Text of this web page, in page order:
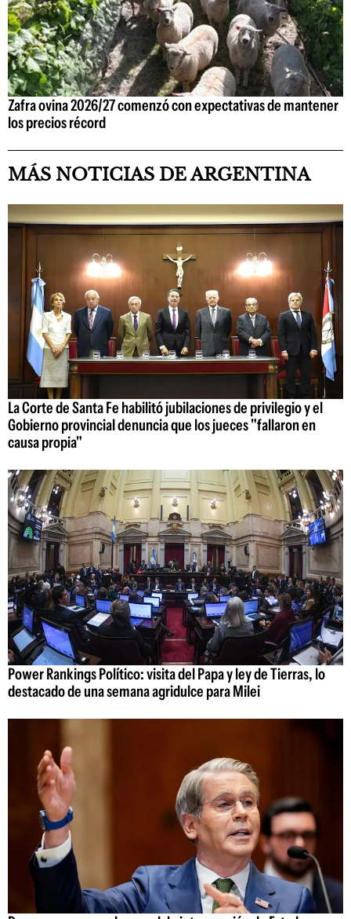
Zafra ovina 2026/27 comenzó con expectativas de mantener
los precios récord
MÁS NOTICIAS DE ARGENTINA
La Corte de Santa Fe habilitó jubilaciones de privilegio y el
Gobierno provincial denuncia que los jueces "fallaron en
causa propia"
Power Rankings Político: visita del Papa y ley de Tierras, lo
destacado de una semana agridulce para Milei